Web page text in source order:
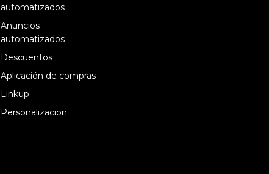
automatizados
Anuncios
automatizados
Descuentos
Aplicación de compras
Linkup
Personalizacion